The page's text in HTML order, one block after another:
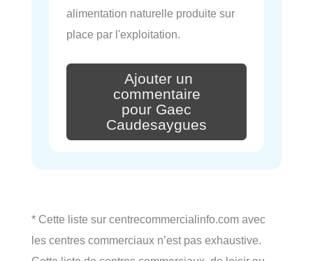
alimentation naturelle produite sur
place par l'exploitation.
Ajouter un
commentaire
pour Gaec
Caudesaygues
* Cette liste sur centrecommercialinfo.com avec
les centres commerciaux n’est pas exhaustive.